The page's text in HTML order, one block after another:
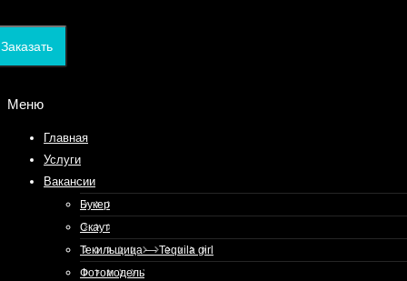
Заказать
Меню
Главная
Услуги
Вакансии
Букер
Скаут
Текильщица — Tequila girl
Фотомодель